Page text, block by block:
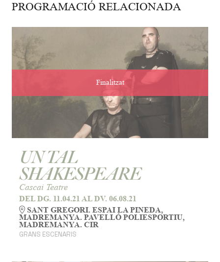
PROGRAMACIÓ RELACIONADA
Finalitzat
UN TAL
SHAKESPEARE
Cascai Teatre
DEL DG. 11.04.21 AL DV. 06.08.21
SANT GREGORI. ESPAI LA PINEDA,
MADREMANYA. PAVELLÓ POLIESPORTIU,
MADREMANYA. CIR
GRANS ESCENARIS